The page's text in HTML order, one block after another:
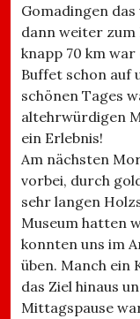
Gomadingen
dann weiter
knapp 70 km war
Buffet schon auf
schönen Tages
altehrwürdigen
ein Erlebnis!
Am nächsten
vorbei, durch
sehr langen
Museum hatten
konnten uns im
üben. Manch ein
das Ziel hinaus
Mittagspause